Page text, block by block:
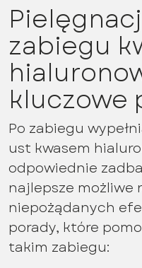
zabiegu
kluczowe
Po zabiegu
ust kwasem
odpowiednie
najlepsze możliwe
niepożądanych
porady, które
takim zabiegu: